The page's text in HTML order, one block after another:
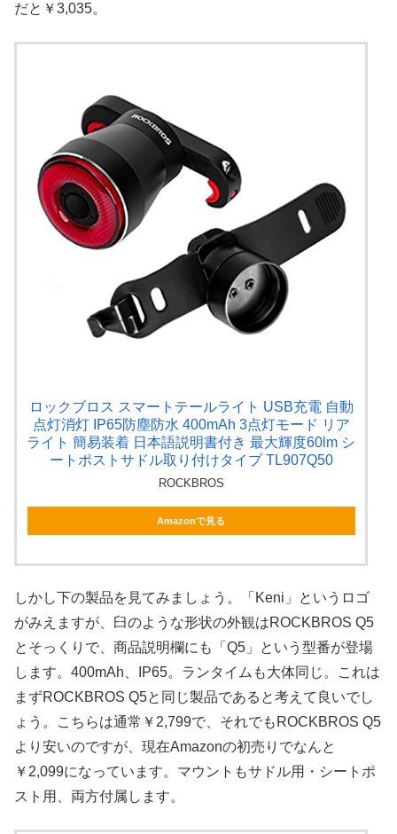
だと￥3,035。
ロックブロス スマートテールライト USB充電 自動
点灯消灯 IP65防塵防水 400mAh 3点灯モード リア
ライト 簡易装着 日本語説明書付き 最大輝度60lm シ
ートポストサドル取り付けタイプ TL907Q50
ROCKBROS
Amazonで見る
しかし下の製品を見てみましょう。「Keni」というロゴ
がみえますが、臼のような形状の外観はROCKBROS Q5
とそっくりで、商品説明欄にも「Q5」という型番が登場
します。400mAh、IP65。ランタイムも大体同じ。これは
まずROCKBROS Q5と同じ製品であると考えて良いでし
ょう。こちらは通常￥2,799で、それでもROCKBROS Q5
より安いのですが、現在Amazonの初売りでなんと
￥2,099になっています。マウントもサドル用・シートポ
スト用、両方付属します。